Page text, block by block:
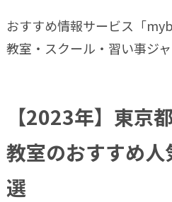
おすすめ情報サービス「
教室・スクール・習い事ジ
【2023年】東京
教室のおすすめ
選